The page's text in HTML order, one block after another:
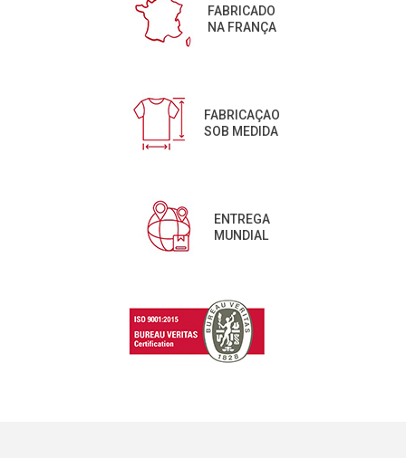
FABRICADO
NA FRANÇA
FABRICAÇAO
SOB MEDIDA
ENTREGA
MUNDIAL